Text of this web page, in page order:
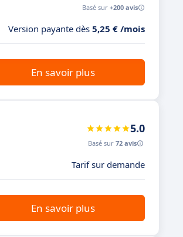
Basé sur +200 avis
Version payante dès 5,25 € /mois
En savoir plus
5.0
Basé sur 72 avis
Tarif sur demande
En savoir plus